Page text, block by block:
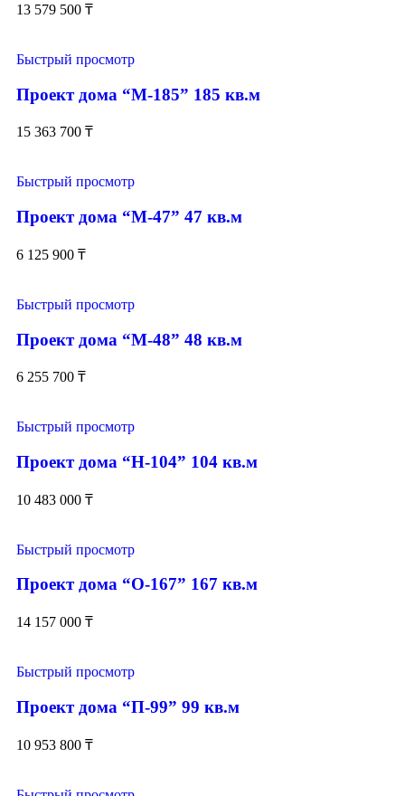
13 579 500 ₸
Быстрый просмотр
Проект дома “М-185” 185 кв.м
15 363 700 ₸
Быстрый просмотр
Проект дома “М-47” 47 кв.м
6 125 900 ₸
Быстрый просмотр
Проект дома “М-48” 48 кв.м
6 255 700 ₸
Быстрый просмотр
Проект дома “Н-104” 104 кв.м
10 483 000 ₸
Быстрый просмотр
Проект дома “О-167” 167 кв.м
14 157 000 ₸
Быстрый просмотр
Проект дома “П-99” 99 кв.м
10 953 800 ₸